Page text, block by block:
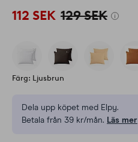
112 SEK 129 SEK
Färg: Ljusbrun
Dela upp köpet med Elpy.
Betala från 39 kr/mån. Läs mer